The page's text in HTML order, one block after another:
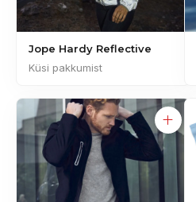
Jope Hardy Reflective
Küsi pakkumist